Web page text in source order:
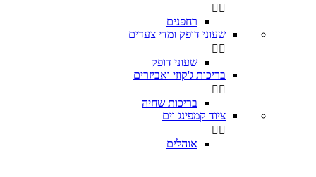
 
רחפנים
שעוני דופק ומדי צעדים
 
שעוני דופק
בריכות ג'קוזי ואביזרים
 
בריכות שחיה
ציוד קמפינג וים
 
אוהלים